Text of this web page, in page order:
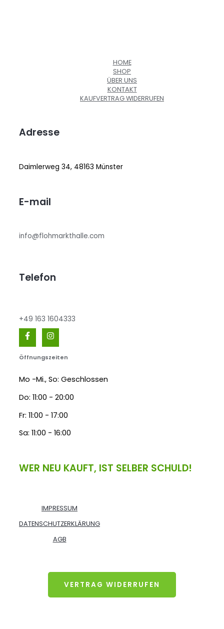
HOME
SHOP
ÜBER UNS
KONTAKT
KAUFVERTRAG WIDERRUFEN
Adresse
Daimlerweg 34, 48163 Münster
E-mail
info@flohmarkthalle.com
Telefon
+49 163 1604333
Öffnungszeiten
Mo -Mi., So: Geschlossen
Do: 11:00 - 20:00
Fr: 11:00 - 17:00
Sa: 11:00 - 16:00
WER NEU KAUFT, IST SELBER SCHULD!
IMPRESSUM
DATENSCHUTZERKLÄRUNG
AGB
VERTRAG WIDERRUFEN